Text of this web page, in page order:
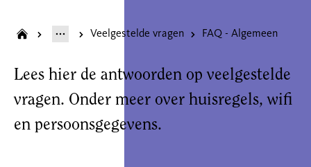
Veelgestelde vragen FAQ - Algemeen
Lees hier de antwoorden op veelgestelde
vragen. Onder meer over huisregels, wifi
en persoonsgegevens.